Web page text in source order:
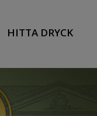
HITTA DRYCK